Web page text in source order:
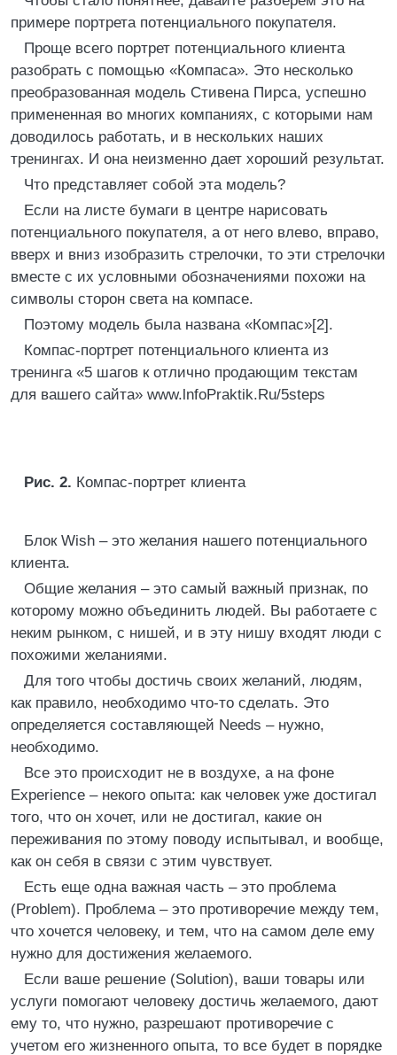
примере портрета потенциального покупателя.
Проще всего портрет потенциального клиента
разобрать с помощью «Компаса». Это несколько
преобразованная модель Стивена Пирса, успешно
примененная во многих компаниях, с которыми нам
доводилось работать, и в нескольких наших
тренингах. И она неизменно дает хороший результат.
Что представляет собой эта модель?
Если на листе бумаги в центре нарисовать
потенциального покупателя, а от него влево, вправо,
вверх и вниз изобразить стрелочки, то эти стрелочки
вместе с их условными обозначениями похожи на
символы сторон света на компасе.
Поэтому модель была названа «Компас»[2].
Компас-портрет потенциального клиента из
тренинга «5 шагов к отлично продающим текстам
для вашего сайта» www.lnfoPraktik.Ru/5steps
Рис. 2. Компас-портрет клиента
Блок Wish – это желания нашего потенциального
клиента.
Общие желания – это самый важный признак, по
которому можно объединить людей. Вы работаете с
неким рынком, с нишей, и в эту нишу входят люди с
похожими желаниями.
Для того чтобы достичь своих желаний, людям,
как правило, необходимо что-то сделать. Это
определяется составляющей Needs – нужно,
необходимо.
Все это происходит не в воздухе, а на фоне
Experience – некого опыта: как человек уже достигал
того, что он хочет, или не достигал, какие он
переживания по этому поводу испытывал, и вообще,
как он себя в связи с этим чувствует.
Есть еще одна важная часть – это проблема
(Problem). Проблема – это противоречие между тем,
что хочется человеку, и тем, что на самом деле ему
нужно для достижения желаемого.
Если ваше решение (Solution), ваши товары или
услуги помогают человеку достичь желаемого, дают
ему то, что нужно, разрешают противоречие с
учетом его жизненного опыта, то все будет в порядке